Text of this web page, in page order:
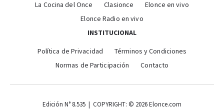
La Cocina del Once
Clasionce
Elonce en vivo
Elonce Radio en vivo
INSTITUCIONAL
Política de Privacidad
Términos y Condiciones
Normas de Participación
Contacto
Edición N° 8.535 | COPYRIGHT: © 2026 Elonce.com